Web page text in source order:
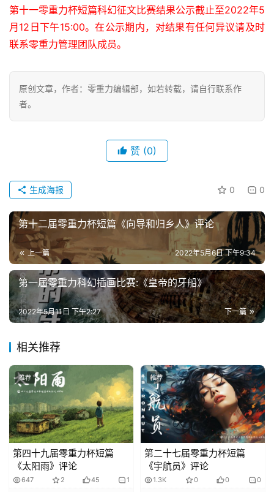
第十一零重力杯短篇科幻征文比赛结果公示截止至2022年5
月12日下午15:00。在公示期内，对结果有任何异议请及时
联系零重力管理团队成员。
原创文章，作者：零重力编辑部，如若转载，请自行联系作
者。
赞 (0)
0 0
生成海报
第十二届零重力杯短篇《向导和归乡人》评论
上一篇 2022年5月6日 下午9:34
第一屆零重力科幻插画比赛:《皇帝的牙船》
下一篇
2022年5月11日 下午2:27
相关推荐
推荐
第四十九届零重力杯短篇
《太阳雨》评论
647 2 45 1
推荐
第二十七届零重力杯短篇
《宇航员》评论
1.3K 0 0 0